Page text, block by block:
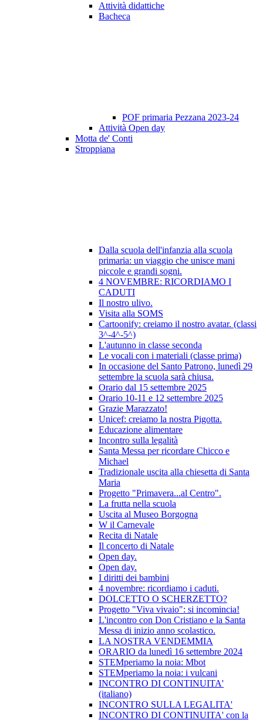
Attività didattiche
Bacheca
POF primaria Pezzana 2023-24
Attività Open day
Motta de' Conti
Stroppiana
Dalla scuola dell'infanzia alla scuola
primaria: un viaggio che unisce mani
piccole e grandi sogni.
4 NOVEMBRE: RICORDIAMO I
CADUTI
Il nostro ulivo.
Visita alla SOMS
Cartoonify: creiamo il nostro avatar. (classi
3^-4^-5^)
L'autunno in classe seconda
Le vocali con i materiali (classe prima)
In occasione del Santo Patrono, lunedì 29
settembre la scuola sarà chiusa.
Orario dal 15 settembre 2025
Orario 10-11 e 12 settembre 2025
Grazie Marazzato!
Unicef: creiamo la nostra Pigotta.
Educazione alimentare
Incontro sulla legalità
Santa Messa per ricordare Chicco e
Michael
Tradizionale uscita alla chiesetta di Santa
Maria
Progetto "Primavera...al Centro".
La frutta nella scuola
Uscita al Museo Borgogna
W il Carnevale
Recita di Natale
Il concerto di Natale
Open day.
Open day.
I diritti dei bambini
4 novembre: ricordiamo i caduti.
DOLCETTO O SCHERZETTO?
Progetto "Viva vivaio": si incomincia!
L'incontro con Don Cristiano e la Santa
Messa di inizio anno scolastico.
LA NOSTRA VENDEMMIA
ORARIO da lunedì 16 settembre 2024
STEMperiamo la noia: Mbot
STEMperiamo la noia: i vulcani
INCONTRO DI CONTINUITA'
(italiano)
INCONTRO SULLA LEGALITA'
INCONTRO DI CONTINUITA' con la